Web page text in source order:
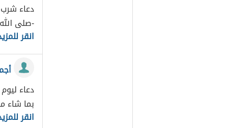
دعاء
-صلى
انقر
دعاء
بما شاء
انقر